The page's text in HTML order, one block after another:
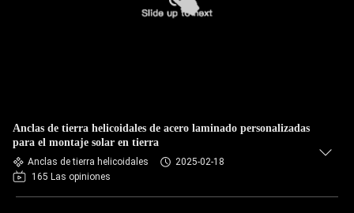
Anclas de tierra helicoidales de acero laminado personalizadas
para el montaje solar en tierra
Anclas de tierra helicoidales
2025-02-18
165 Las opiniones